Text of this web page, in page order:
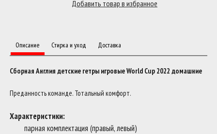
Описание Стирка и уход Доставка
Сборная Англия детские гетры игровые World Cup 2022 домашние
Преданность команде. Тотальный комфорт.
Характеристики:
парная комплектация (правый, левый)